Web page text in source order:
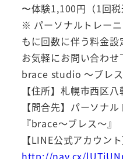
〜体験1,100円（1回税
※ パーソナルトレー
もに回数に伴う料金設
お気軽にお問い合わせ
brace studio ～ブレ
【住所】札幌市西区
【問合先】パーソナ
『brace～ブレス～』
【LINE公式アカウント
http://nav.cx/